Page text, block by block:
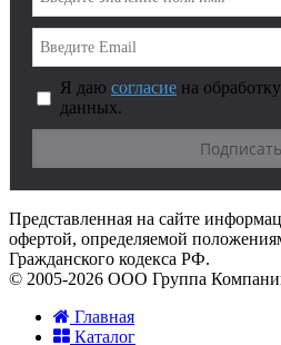
Я даю согласие на
данных.
Представленная на сайте
офертой, определяемой
Гражданского кодекса РФ.
© 2005-2026 ООО Группа
Главная
Каталог